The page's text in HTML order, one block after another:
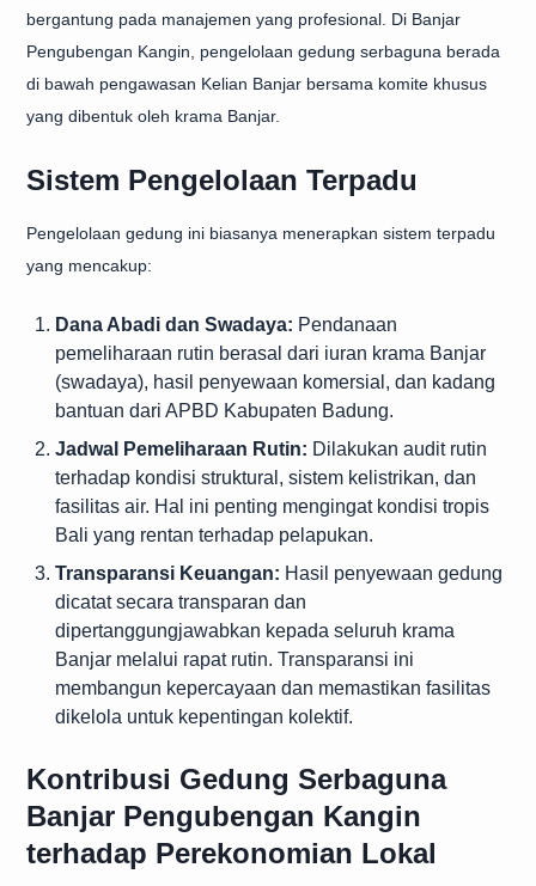
bergantung pada manajemen yang profesional. Di Banjar
Pengubengan Kangin, pengelolaan gedung serbaguna berada
di bawah pengawasan Kelian Banjar bersama komite khusus
yang dibentuk oleh krama Banjar.
Sistem Pengelolaan Terpadu
Pengelolaan gedung ini biasanya menerapkan sistem terpadu
yang mencakup:
Dana Abadi dan Swadaya: Pendanaan
pemeliharaan rutin berasal dari iuran krama Banjar
(swadaya), hasil penyewaan komersial, dan kadang
bantuan dari APBD Kabupaten Badung.
Jadwal Pemeliharaan Rutin: Dilakukan audit rutin
terhadap kondisi struktural, sistem kelistrikan, dan
fasilitas air. Hal ini penting mengingat kondisi tropis
Bali yang rentan terhadap pelapukan.
Transparansi Keuangan: Hasil penyewaan gedung
dicatat secara transparan dan
dipertanggungjawabkan kepada seluruh krama
Banjar melalui rapat rutin. Transparansi ini
membangun kepercayaan dan memastikan fasilitas
dikelola untuk kepentingan kolektif.
Kontribusi Gedung Serbaguna
Banjar Pengubengan Kangin
terhadap Perekonomian Lokal